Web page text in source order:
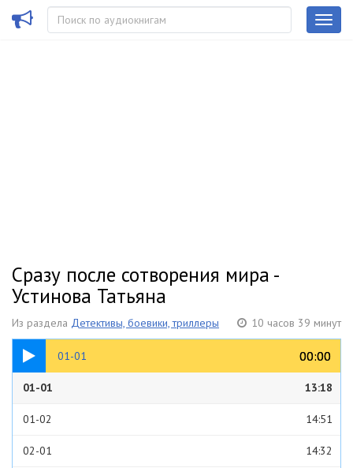
Сразу после сотворения мира -
Устинова Татьяна
Из раздела Детективы, боевики, триллеры 10 часов 39 минут
01-01 00:00
00:00
13:18
01-01 13:18
01-02 14:51
02-01 14:32